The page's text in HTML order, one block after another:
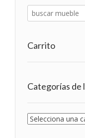
Carrito
Categorías de